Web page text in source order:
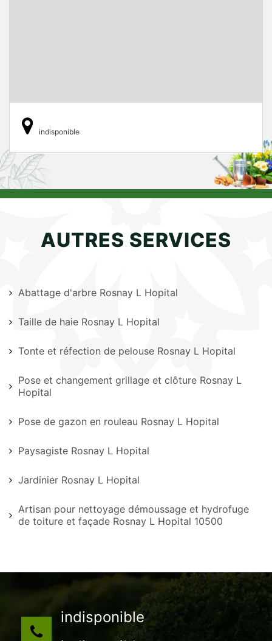
indisponible
AUTRES SERVICES
Abattage d'arbre Rosnay L Hopital
Taille de haie Rosnay L Hopital
Tonte et réfection de pelouse Rosnay L Hopital
Pose et changement grillage et clôture Rosnay L
Hopital
Pose de gazon en rouleau Rosnay L Hopital
Paysagiste Rosnay L Hopital
Jardinier Rosnay L Hopital
Artisan pour nettoyage démoussage et hydrofuge
de toiture et façade Rosnay L Hopital 10500
indisponible